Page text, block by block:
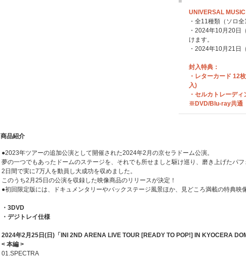
UNIVERSAL
・全11種類（ソロ
・2024年10月20日
けます。
・2024年10月21日
封入特典：
・レターカード 12
入)
・セルカトレーデ
※DVD/Blu-ray共通
商品紹介
●2023年ツアーの追加公演として開催された2024年2月の京セラドーム公演。
夢の一つでもあったドームのステージを、それでも所せましと駆け巡り、磨き上げたパフ
2日間で実に7万人を動員し大成功を収めました。
このうち2月25日の公演を収録した映像商品のリリースが決定！
●初回限定版には、ドキュメンタリーやバックステージ風景ほか、見どころ満載の特典映
・3DVD
・デジトレイ仕様
2024年2月25日(日)「INI 2ND ARENA LIVE TOUR [READY TO POP!] IN KYOCERA
< 本編 >
01.SPECTRA